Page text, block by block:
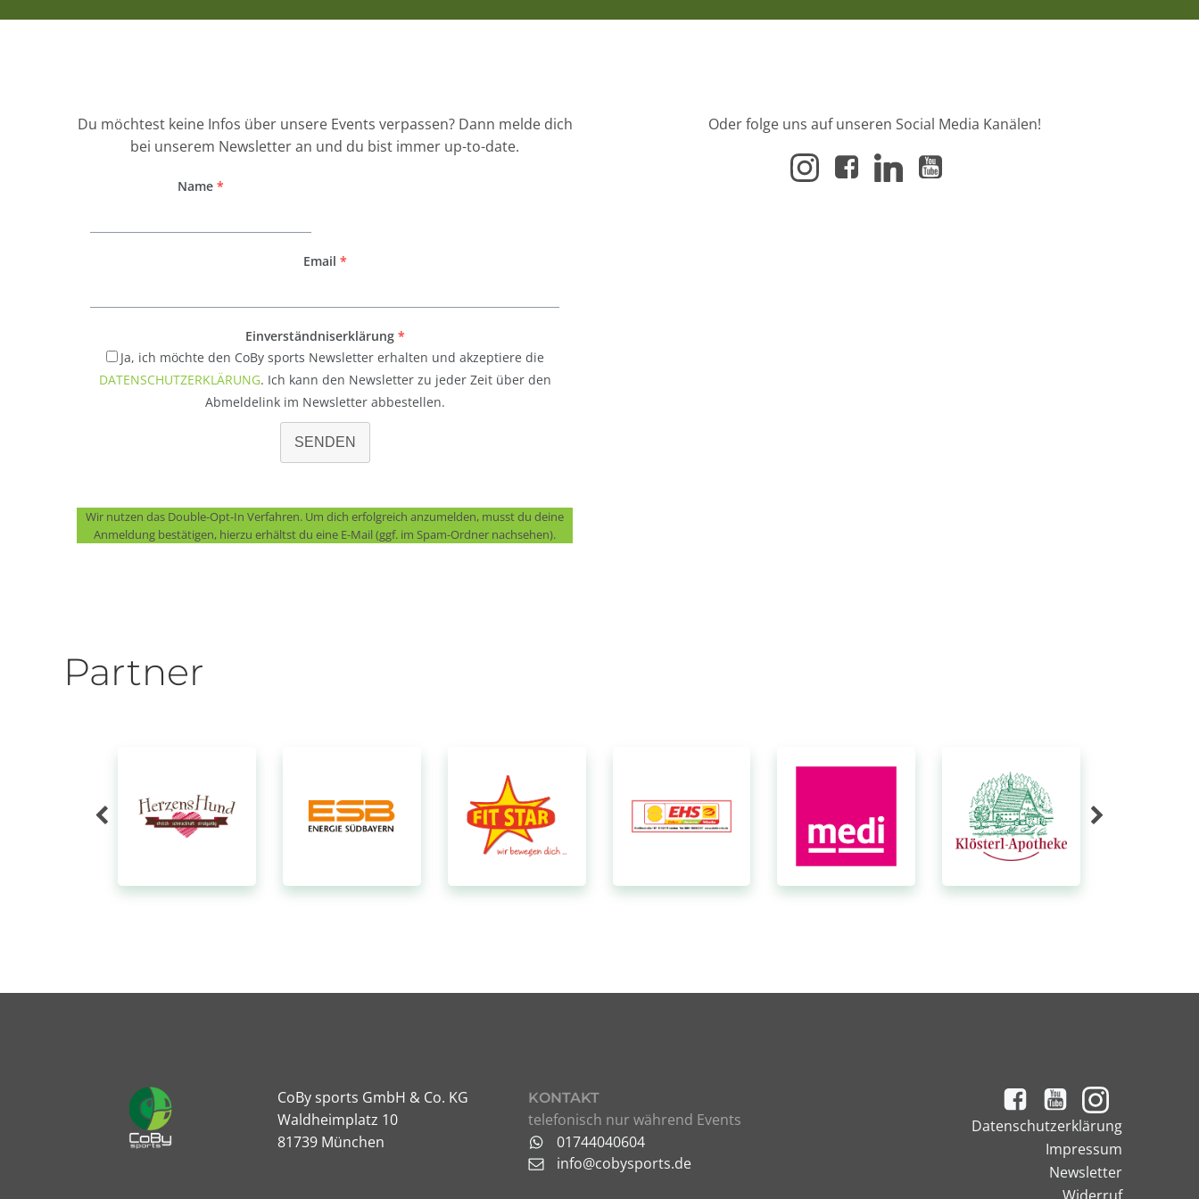
Du möchtest keine Infos über unsere Events verpassen? Dann melde dich
bei unserem Newsletter an und du bist immer up-to-date.
Name *
Email *
Einverständniserklärung *
Ja, ich möchte den CoBy sports Newsletter erhalten und akzeptiere die
DATENSCHUTZERKLÄRUNG. Ich kann den Newsletter zu jeder Zeit über den
Abmeldelink im Newsletter abbestellen.
SENDEN
Wir nutzen das Double-Opt-In Verfahren. Um dich erfolgreich anzumelden, musst du deine
Anmeldung bestätigen, hierzu erhältst du eine E-Mail (ggf. im Spam-Ordner nachsehen).
Oder folge uns auf unseren Social Media Kanälen!
Partner
CoBy sports GmbH & Co. KG
Waldheimplatz 10
81739 München
KONTAKT
telefonisch nur während Events
01744040604
info@cobysports.de
Datenschutzerklärung
Impressum
Newsletter